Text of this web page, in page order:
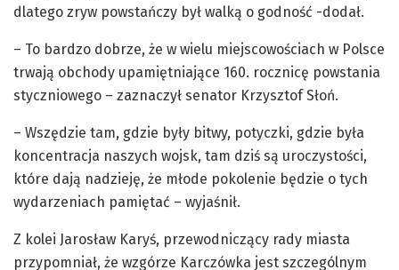
dlatego zryw powstańczy był walką o godność -dodał.
– To bardzo dobrze, że w wielu miejscowościach w Polsce
trwają obchody upamiętniające 160. rocznicę powstania
styczniowego – zaznaczył senator Krzysztof Słoń.
– Wszędzie tam, gdzie były bitwy, potyczki, gdzie była
koncentracja naszych wojsk, tam dziś są uroczystości,
które dają nadzieję, że młode pokolenie będzie o tych
wydarzeniach pamiętać – wyjaśnił.
Z kolei Jarosław Karyś, przewodniczący rady miasta
przypomniał, że wzgórze Karczówka jest szczególnym